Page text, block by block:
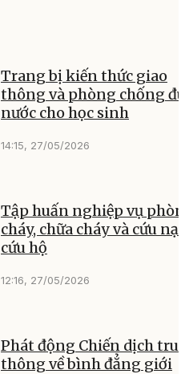
Trang bị kiến thức giao
thông và phòng chống
nước cho học sinh
14:15, 27/05/2026
Tập huấn nghiệp vụ
cháy, chữa cháy và cứu
cứu hộ
12:16, 27/05/2026
Phát động Chiến dịch
thông về bình đẳng giới